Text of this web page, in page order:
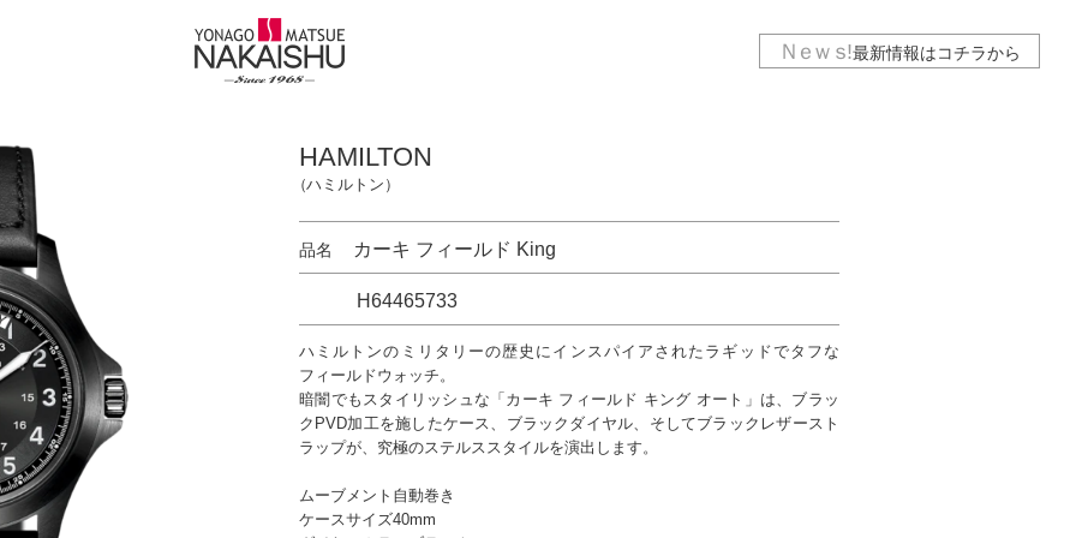
Ｎｅｗｓ!最新情報はコチラから
HAMILTON
（ハミルトン）
品名 カーキ フィールド King
H64465733
ハミルトンのミリタリーの歴史にインスパイアされたラギッドでタフな
フィールドウォッチ。
暗闇でもスタイリッシュな「カーキ フィールド キング オート」は、ブラッ
クPVD加工を施したケース、ブラックダイヤル、そしてブラックレザースト
ラップが、究極のステルススタイルを演出します。
ムーブメント自動巻き
ケースサイズ40mm